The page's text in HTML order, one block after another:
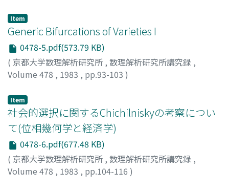
Item
Generic Bifurcations of Varieties I
0478-5.pdf(573.79 KB)
( 京都大学数理解析研究所 , 数理解析研究所講究録 ,
Volume 478 , 1983 , pp.93-103 )
Item
社会的選択に関するChichilniskyの考察につい
て(位相幾何学と経済学)
0478-6.pdf(677.48 KB)
( 京都大学数理解析研究所 , 数理解析研究所講究録 ,
Volume 478 , 1983 , pp.104-116 )